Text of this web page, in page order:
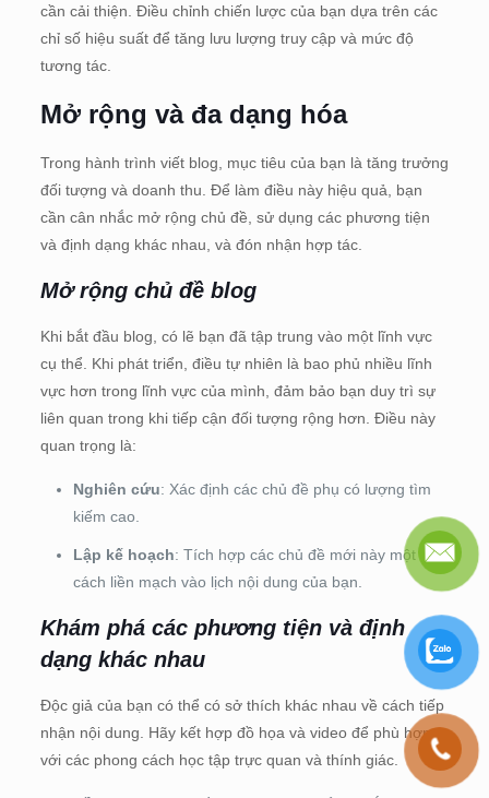
cần cải thiện. Điều chỉnh chiến lược của bạn dựa trên các
chỉ số hiệu suất để tăng lưu lượng truy cập và mức độ
tương tác.
Mở rộng và đa dạng hóa
Trong hành trình viết blog, mục tiêu của bạn là tăng trưởng
đối tượng và doanh thu. Để làm điều này hiệu quả, bạn
cần cân nhắc mở rộng chủ đề, sử dụng các phương tiện
và định dạng khác nhau, và đón nhận hợp tác.
Mở rộng chủ đề blog
Khi bắt đầu blog, có lẽ bạn đã tập trung vào một lĩnh vực
cụ thể. Khi phát triển, điều tự nhiên là bao phủ nhiều lĩnh
vực hơn trong lĩnh vực của mình, đảm bảo bạn duy trì sự
liên quan trong khi tiếp cận đối tượng rộng hơn. Điều này
quan trọng là:
Nghiên cứu: Xác định các chủ đề phụ có lượng tìm
kiếm cao.
Lập kế hoạch: Tích hợp các chủ đề mới này một
cách liền mạch vào lịch nội dung của bạn.
Khám phá các phương tiện và định
dạng khác nhau
Độc giả của bạn có thể có sở thích khác nhau về cách tiếp
nhận nội dung. Hãy kết hợp đồ họa và video để phù hợp
với các phong cách học tập trực quan và thính giác.